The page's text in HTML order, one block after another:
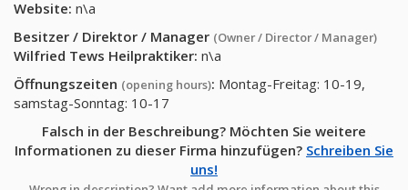
Website: n\a
Besitzer / Direktor / Manager (Owner / Director / Manager)
Wilfried Tews Heilpraktiker: n\a
Öffnungszeiten (opening hours): Montag-Freitag: 10-19,
samstag-Sonntag: 10-17
Falsch in der Beschreibung? Möchten Sie weitere
Informationen zu dieser Firma hinzufügen? Schreiben Sie
uns!